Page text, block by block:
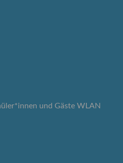
und Gäste WLAN